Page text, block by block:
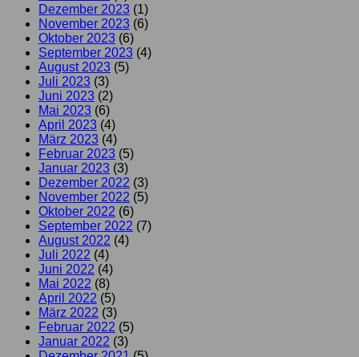
Dezember 2023 (1)
November 2023 (6)
Oktober 2023 (6)
September 2023 (4)
August 2023 (5)
Juli 2023 (3)
Juni 2023 (2)
Mai 2023 (6)
April 2023 (4)
März 2023 (4)
Februar 2023 (5)
Januar 2023 (3)
Dezember 2022 (3)
November 2022 (5)
Oktober 2022 (6)
September 2022 (7)
August 2022 (4)
Juli 2022 (4)
Juni 2022 (4)
Mai 2022 (8)
April 2022 (5)
März 2022 (3)
Februar 2022 (5)
Januar 2022 (3)